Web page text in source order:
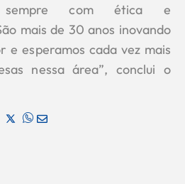
sempre com ética e
mais de 30 anos inovando
e esperamos cada vez mais
nessa área”, conclui o